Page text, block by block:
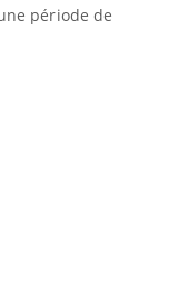
période de